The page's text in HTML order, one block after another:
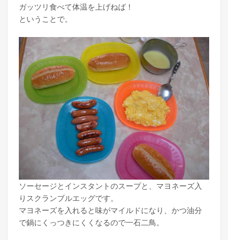
ガッツリ食べて体温を上げねば！
ということで。
ソーセージとインスタントのスープと、マヨネーズ入
りスクランブルエッグです。
マヨネーズを入れると味がマイルドになり、かつ油分
で鍋にくっつきにくくなるので一石二鳥。